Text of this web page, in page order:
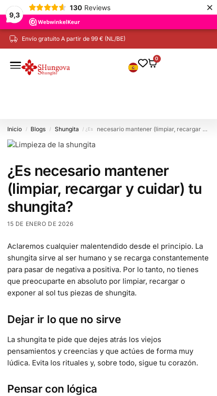
9,3
130 Reviews ×
Envío gratuito A partir de 99 € (NL/BE)
0
Inicio / Blogs / Shungita / ¿Es necesario mantener (limpiar, recargar y cuidar) la shungita?
¿Es necesario mantener
(limpiar, recargar y cuidar) tu
shungita?
15 DE ENERO DE 2026
Aclaremos cualquier malentendido desde el principio. La
shungita sirve al ser humano y se recarga constantemente
para pasar de negativa a positiva. Por lo tanto, no tienes
que preocuparte en absoluto por limpiar, recargar o
exponer al sol tus piezas de shungita.
Dejar ir lo que no sirve
La shungita te pide que dejes atrás los viejos
pensamientos y creencias y que actúes de forma muy
lúdica. Evita los rituales y, sobre todo, sigue tu corazón.
Pensar con lógica